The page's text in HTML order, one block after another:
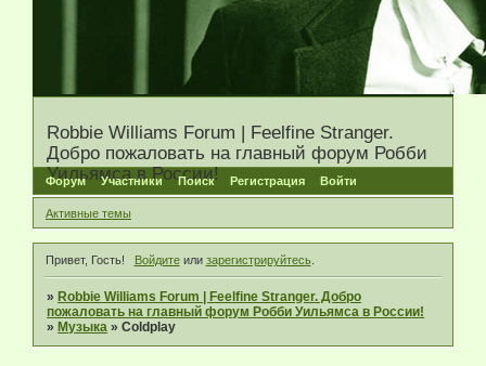
Robbie Williams Forum | Feelfine Stranger.
Добро пожаловать на главный форум Робби
Уильямса в России!
Форум Участники Поиск Регистрация Войти
Активные темы
Привет, Гость! Войдитеили зарегистрируйтесь.
» Robbie Williams Forum | Feelfine Stranger. Добро
пожаловать на главный форум Робби Уильямса в России!
» Музыка »Coldplay